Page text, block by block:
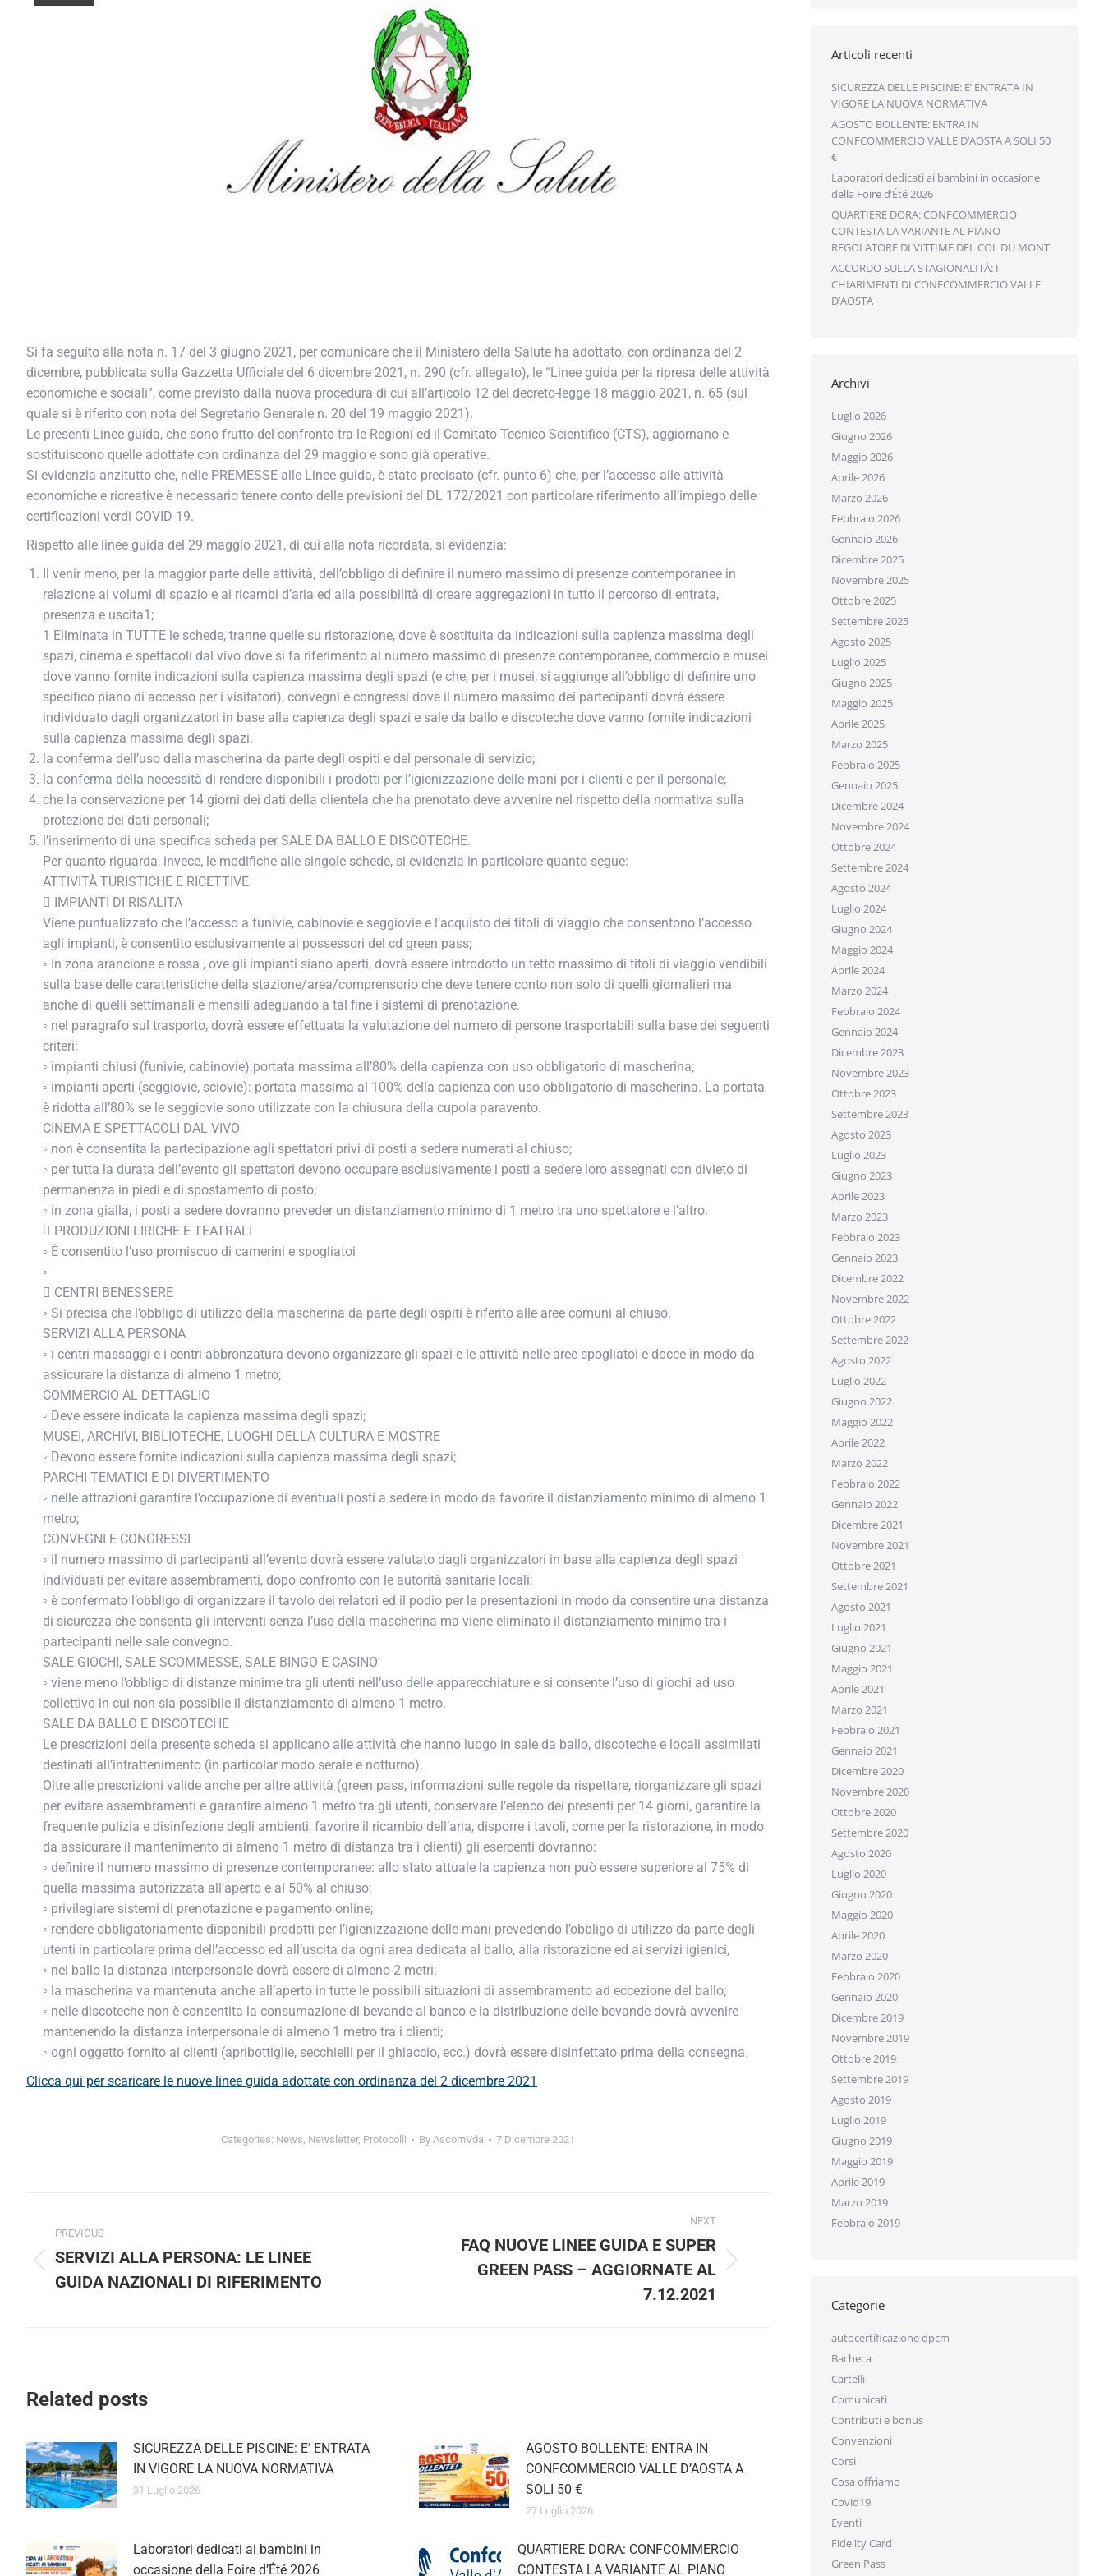
Si fa seguito alla nota n. 17 del 3 giugno 2021, per comunicare che il Ministero della Salute ha adottato, con ordinanza del 2
dicembre, pubblicata sulla Gazzetta Ufficiale del 6 dicembre 2021, n. 290 (cfr. allegato), le “Linee guida per la ripresa delle attività
economiche e sociali”, come previsto dalla nuova procedura di cui all’articolo 12 del decreto-legge 18 maggio 2021, n. 65 (sul
quale si è riferito con nota del Segretario Generale n. 20 del 19 maggio 2021).
Le presenti Linee guida, che sono frutto del confronto tra le Regioni ed il Comitato Tecnico Scientifico (CTS), aggiornano e
sostituiscono quelle adottate con ordinanza del 29 maggio e sono già operative.
Si evidenzia anzitutto che, nelle PREMESSE alle Linee guida, è stato precisato (cfr. punto 6) che, per l’accesso alle attività
economiche e ricreative è necessario tenere conto delle previsioni del DL 172/2021 con particolare riferimento all’impiego delle
certificazioni verdi COVID-19.
Rispetto alle linee guida del 29 maggio 2021, di cui alla nota ricordata, si evidenzia:
Il venir meno, per la maggior parte delle attività, dell’obbligo di definire il numero massimo di presenze contemporanee in
relazione ai volumi di spazio e ai ricambi d’aria ed alla possibilità di creare aggregazioni in tutto il percorso di entrata,
presenza e uscita1;
1 Eliminata in TUTTE le schede, tranne quelle su ristorazione, dove è sostituita da indicazioni sulla capienza massima degli
spazi, cinema e spettacoli dal vivo dove si fa riferimento al numero massimo di presenze contemporanee, commercio e musei
dove vanno fornite indicazioni sulla capienza massima degli spazi (e che, per i musei, si aggiunge all’obbligo di definire uno
specifico piano di accesso per i visitatori), convegni e congressi dove il numero massimo dei partecipanti dovrà essere
individuato dagli organizzatori in base alla capienza degli spazi e sale da ballo e discoteche dove vanno fornite indicazioni
sulla capienza massima degli spazi.
la conferma dell’uso della mascherina da parte degli ospiti e del personale di servizio;
la conferma della necessità di rendere disponibili i prodotti per l’igienizzazione delle mani per i clienti e per il personale;
che la conservazione per 14 giorni dei dati della clientela che ha prenotato deve avvenire nel rispetto della normativa sulla
protezione dei dati personali;
l’inserimento di una specifica scheda per SALE DA BALLO E DISCOTECHE.
Per quanto riguarda, invece, le modifiche alle singole schede, si evidenzia in particolare quanto segue:
ATTIVITÀ TURISTICHE E RICETTIVE
 IMPIANTI DI RISALITA
Viene puntualizzato che l’accesso a funivie, cabinovie e seggiovie e l’acquisto dei titoli di viaggio che consentono l’accesso
agli impianti, è consentito esclusivamente ai possessori del cd green pass;
◦ In zona arancione e rossa , ove gli impianti siano aperti, dovrà essere introdotto un tetto massimo di titoli di viaggio vendibili
sulla base delle caratteristiche della stazione/area/comprensorio che deve tenere conto non solo di quelli giornalieri ma
anche di quelli settimanali e mensili adeguando a tal fine i sistemi di prenotazione.
◦ nel paragrafo sul trasporto, dovrà essere effettuata la valutazione del numero di persone trasportabili sulla base dei seguenti
criteri:
◦ impianti chiusi (funivie, cabinovie):portata massima all’80% della capienza con uso obbligatorio di mascherina;
◦ impianti aperti (seggiovie, sciovie): portata massima al 100% della capienza con uso obbligatorio di mascherina. La portata
è ridotta all’80% se le seggiovie sono utilizzate con la chiusura della cupola paravento.
CINEMA E SPETTACOLI DAL VIVO
◦ non è consentita la partecipazione agli spettatori privi di posti a sedere numerati al chiuso;
◦ per tutta la durata dell’evento gli spettatori devono occupare esclusivamente i posti a sedere loro assegnati con divieto di
permanenza in piedi e di spostamento di posto;
◦ in zona gialla, i posti a sedere dovranno preveder un distanziamento minimo di 1 metro tra uno spettatore e l’altro.
 PRODUZIONI LIRICHE E TEATRALI
◦ È consentito l’uso promiscuo di camerini e spogliatoi
 CENTRI BENESSERE
◦ Si precisa che l’obbligo di utilizzo della mascherina da parte degli ospiti è riferito alle aree comuni al chiuso.
SERVIZI ALLA PERSONA
◦ i centri massaggi e i centri abbronzatura devono organizzare gli spazi e le attività nelle aree spogliatoi e docce in modo da
assicurare la distanza di almeno 1 metro;
COMMERCIO AL DETTAGLIO
◦ Deve essere indicata la capienza massima degli spazi;
MUSEI, ARCHIVI, BIBLIOTECHE, LUOGHI DELLA CULTURA E MOSTRE
◦ Devono essere fornite indicazioni sulla capienza massima degli spazi;
PARCHI TEMATICI E DI DIVERTIMENTO
◦ nelle attrazioni garantire l’occupazione di eventuali posti a sedere in modo da favorire il distanziamento minimo di almeno 1
metro;
CONVEGNI E CONGRESSI
◦ il numero massimo di partecipanti all’evento dovrà essere valutato dagli organizzatori in base alla capienza degli spazi
individuati per evitare assembramenti, dopo confronto con le autorità sanitarie locali;
◦ è confermato l’obbligo di organizzare il tavolo dei relatori ed il podio per le presentazioni in modo da consentire una distanza
di sicurezza che consenta gli interventi senza l’uso della mascherina ma viene eliminato il distanziamento minimo tra i
partecipanti nelle sale convegno.
SALE GIOCHI, SALE SCOMMESSE, SALE BINGO E CASINO’
◦ viene meno l’obbligo di distanze minime tra gli utenti nell’uso delle apparecchiature e si consente l’uso di giochi ad uso
collettivo in cui non sia possibile il distanziamento di almeno 1 metro.
SALE DA BALLO E DISCOTECHE
Le prescrizioni della presente scheda si applicano alle attività che hanno luogo in sale da ballo, discoteche e locali assimilati
destinati all’intrattenimento (in particolar modo serale e notturno).
Oltre alle prescrizioni valide anche per altre attività (green pass, informazioni sulle regole da rispettare, riorganizzare gli spazi
per evitare assembramenti e garantire almeno 1 metro tra gli utenti, conservare l’elenco dei presenti per 14 giorni, garantire la
frequente pulizia e disinfezione degli ambienti, favorire il ricambio dell’aria, disporre i tavoli, come per la ristorazione, in modo
da assicurare il mantenimento di almeno 1 metro di distanza tra i clienti) gli esercenti dovranno:
◦ definire il numero massimo di presenze contemporanee: allo stato attuale la capienza non può essere superiore al 75% di
quella massima autorizzata all’aperto e al 50% al chiuso;
◦ privilegiare sistemi di prenotazione e pagamento online;
◦ rendere obbligatoriamente disponibili prodotti per l’igienizzazione delle mani prevedendo l’obbligo di utilizzo da parte degli
utenti in particolare prima dell’accesso ed all’uscita da ogni area dedicata al ballo, alla ristorazione ed ai servizi igienici,
◦ nel ballo la distanza interpersonale dovrà essere di almeno 2 metri;
◦ la mascherina va mantenuta anche all’aperto in tutte le possibili situazioni di assembramento ad eccezione del ballo;
◦ nelle discoteche non è consentita la consumazione di bevande al banco e la distribuzione delle bevande dovrà avvenire
mantenendo la distanza interpersonale di almeno 1 metro tra i clienti;
◦ ogni oggetto fornito ai clienti (apribottiglie, secchielli per il ghiaccio, ecc.) dovrà essere disinfettato prima della consegna.
Clicca qui per scaricare le nuove linee guida adottate con ordinanza del 2 dicembre 2021
Categories:News,Newsletter,Protocolli ByAscomVda 7 Dicembre 2021
navigation
PREVIOUS
post:
SERVIZI ALLA PERSONA: LE LINEE
GUIDA NAZIONALI DI RIFERIMENTO
NEXT
FAQ NUOVE LINEE GUIDA E SUPER
GREEN PASS – AGGIORNATE AL
7.12.2021
Related posts
SICUREZZA DELLE PISCINE: E’ ENTRATA
IN VIGORE LA NUOVA NORMATIVA
31 Luglio 2026
AGOSTO BOLLENTE: ENTRA IN
CONFCOMMERCIO VALLE D’AOSTA A
SOLI 50 €
27 Luglio 2026
Laboratori dedicati ai bambini in
occasione della Foire d’Été 2026
QUARTIERE DORA: CONFCOMMERCIO
CONTESTA LA VARIANTE AL PIANO
Articoli recenti
SICUREZZA DELLE PISCINE: E’ ENTRATA IN
VIGORE LA NUOVA NORMATIVA
AGOSTO BOLLENTE: ENTRA IN
CONFCOMMERCIO VALLE D’AOSTA A SOLI 50
Laboratori dedicati ai bambini in occasione
della Foire d’Été 2026
QUARTIERE DORA: CONFCOMMERCIO
CONTESTA LA VARIANTE AL PIANO
REGOLATORE DI VITTIME DEL COL DU MONT
ACCORDO SULLA STAGIONALITÀ: I
CHIARIMENTI DI CONFCOMMERCIO VALLE
D’AOSTA
Archivi
Luglio 2026
Giugno 2026
Maggio 2026
Aprile 2026
Marzo 2026
Febbraio 2026
Gennaio 2026
Dicembre 2025
Novembre 2025
Ottobre 2025
Settembre 2025
Agosto 2025
Luglio 2025
Giugno 2025
Maggio 2025
Aprile 2025
Marzo 2025
Febbraio 2025
Gennaio 2025
Dicembre 2024
Novembre 2024
Ottobre 2024
Settembre 2024
Agosto 2024
Luglio 2024
Giugno 2024
Maggio 2024
Aprile 2024
Marzo 2024
Febbraio 2024
Gennaio 2024
Dicembre 2023
Novembre 2023
Ottobre 2023
Settembre 2023
Agosto 2023
Luglio 2023
Giugno 2023
Aprile 2023
Marzo 2023
Febbraio 2023
Gennaio 2023
Dicembre 2022
Novembre 2022
Ottobre 2022
Settembre 2022
Agosto 2022
Luglio 2022
Giugno 2022
Maggio 2022
Aprile 2022
Marzo 2022
Febbraio 2022
Gennaio 2022
Dicembre 2021
Novembre 2021
Ottobre 2021
Settembre 2021
Agosto 2021
Luglio 2021
Giugno 2021
Maggio 2021
Aprile 2021
Marzo 2021
Febbraio 2021
Gennaio 2021
Dicembre 2020
Novembre 2020
Ottobre 2020
Settembre 2020
Agosto 2020
Luglio 2020
Giugno 2020
Maggio 2020
Aprile 2020
Marzo 2020
Febbraio 2020
Gennaio 2020
Dicembre 2019
Novembre 2019
Ottobre 2019
Settembre 2019
Agosto 2019
Luglio 2019
Giugno 2019
Maggio 2019
Aprile 2019
Marzo 2019
Febbraio 2019
Categorie
autocertificazione dpcm
Bacheca
Cartelli
Comunicati
Contributi e bonus
Convenzioni
Corsi
Cosa offriamo
Covid19
Eventi
Fidelity Card
Green Pass
Mantieniti sempre aggiornato su tutte le convenzioni e le agevolazioni che Confcommercio prepara per te.